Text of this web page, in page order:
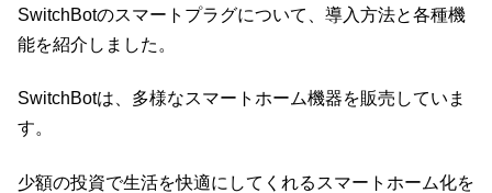
SwitchBotのスマートプラグについて、導入方法と各種機
能を紹介しました。
SwitchBotは、多様なスマートホーム機器を販売していま
す。
少額の投資で生活を快適にしてくれるスマートホーム化を